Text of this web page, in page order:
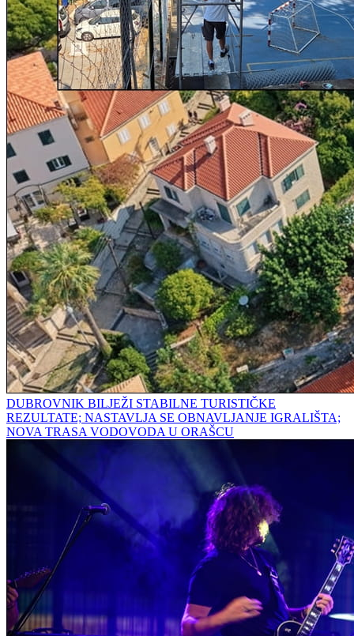
DUBROVNIK BILJEŽI STABILNE TURISTIČKE
REZULTATE; NASTAVLJA SE OBNAVLJANJE IGRALIŠTA;
NOVA TRASA VODOVODA U ORAŠCU